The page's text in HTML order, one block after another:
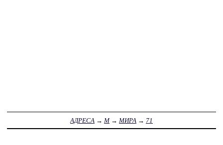
АДРЕСА → М→ МИРА → 71